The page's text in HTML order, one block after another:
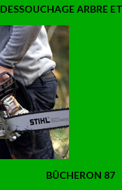
DESSOUCHAGE ARBRE
BÛCHERON 87